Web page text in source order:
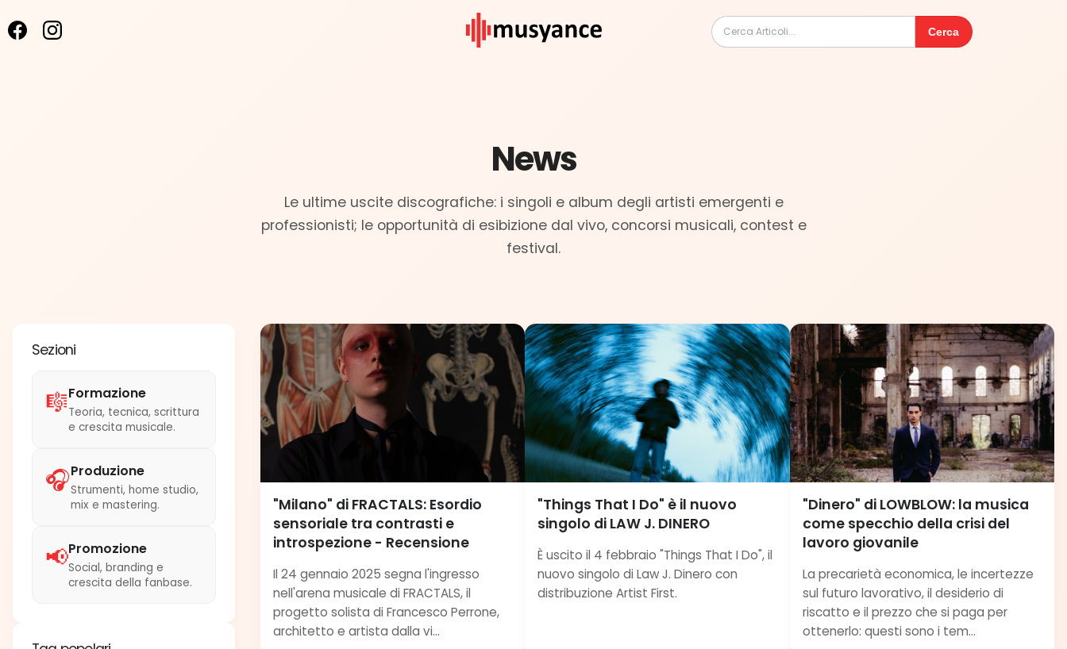
Cerca
News
Le ultime uscite discografiche: i singoli e album degli artisti emergenti e
professionisti; le opportunità di esibizione dal vivo, concorsi musicali, contest e
festival.
Sezioni
🎼Formazione
Teoria, tecnica, scrittura
e crescita musicale.
🎧Produzione
Strumenti, home studio,
mix e mastering.
📢Promozione
Social, branding e
crescita della fanbase.
"Milano" di FRACTALS: Esordio
sensoriale tra contrasti e
introspezione - Recensione
Il 24 gennaio 2025 segna l'ingresso
nell'arena musicale di FRACTALS, il
progetto solista di Francesco Perrone,
architetto e artista dalla vi...
"Things That I Do" è il nuovo
singolo di LAW J. DINERO
È uscito il 4 febbraio "Things That I Do", il
nuovo singolo di Law J. Dinero con
distribuzione Artist First.
"Dinero" di LOWBLOW: la musica
come specchio della crisi del
lavoro giovanile
La precarietà economica, le incertezze
sul futuro lavorativo, il desiderio di
riscatto e il prezzo che si paga per
ottenerlo: questi sono i tem...